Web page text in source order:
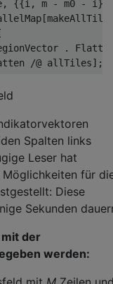
{{i, m - m0 -
.
/@ allTiles];
Spalten links
Leser hat
für
Diese
Sekunden
mit der
werden: